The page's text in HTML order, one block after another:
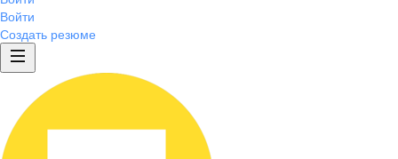
Войти
Создать резюме